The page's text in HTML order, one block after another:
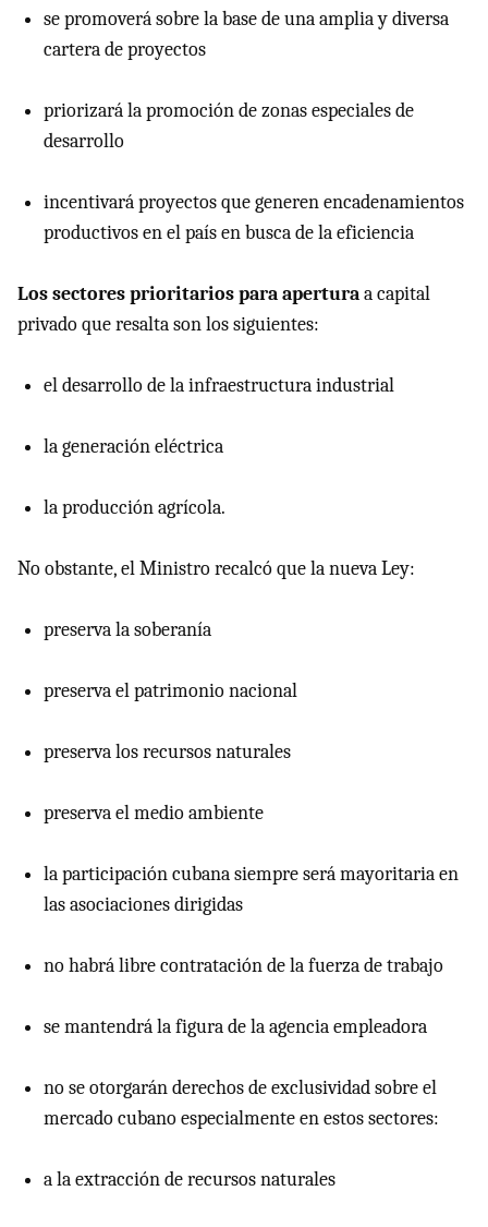
se promoverá sobre la base de una amplia y diversa
cartera de proyectos
priorizará la promoción de zonas especiales de
desarrollo
incentivará proyectos que generen encadenamientos
productivos en el país en busca de la eficiencia
Los sectores prioritarios para aperturaa capital
privado que resalta son los siguientes:
el desarrollo de la infraestructura industrial
la generación eléctrica
la producción agrícola.
No obstante, el Ministro recalcó que la nueva Ley:
preserva la soberanía
preserva el patrimonio nacional
preserva los recursos naturales
preserva el medio ambiente
la participación cubana siempre será mayoritaria en
las asociaciones dirigidas
no habrá libre contratación de la fuerza de trabajo
se mantendrá la figura de la agencia empleadora
no se otorgarán derechos de exclusividad sobre el
mercado cubano especialmente en estos sectores:
a la extracción de recursos naturales